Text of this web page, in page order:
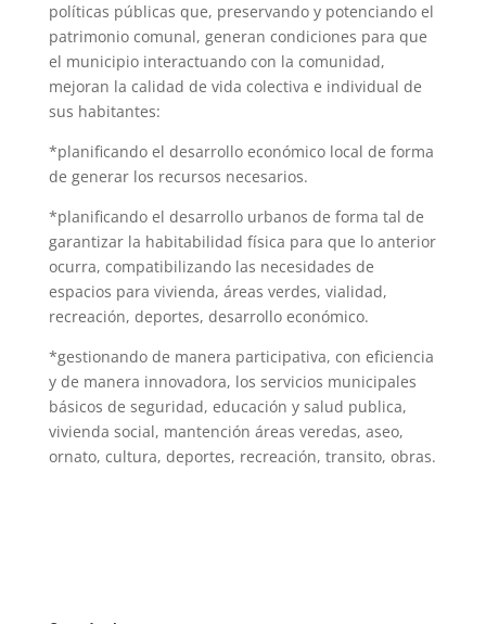
políticas públicas que, preservando y potenciando el
patrimonio comunal, generan condiciones para que
el municipio interactuando con la comunidad,
mejoran la calidad de vida colectiva e individual de
sus habitantes:
*planificando el desarrollo económico local de forma
de generar los recursos necesarios.
*planificando el desarrollo urbanos de forma tal de
garantizar la habitabilidad física para que lo anterior
ocurra, compatibilizando las necesidades de
espacios para vivienda, áreas verdes, vialidad,
recreación, deportes, desarrollo económico.
*gestionando de manera participativa, con eficiencia
y de manera innovadora, los servicios municipales
básicos de seguridad, educación y salud publica,
vivienda social, mantención áreas veredas, aseo,
ornato, cultura, deportes, recreación, transito, obras.